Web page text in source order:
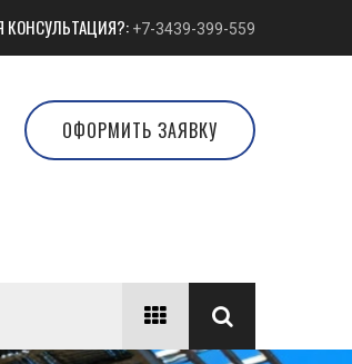
КОНСУЛЬТАЦИЯ?: +7-3439-399-559
ОФОРМИТЬ ЗАЯВКУ